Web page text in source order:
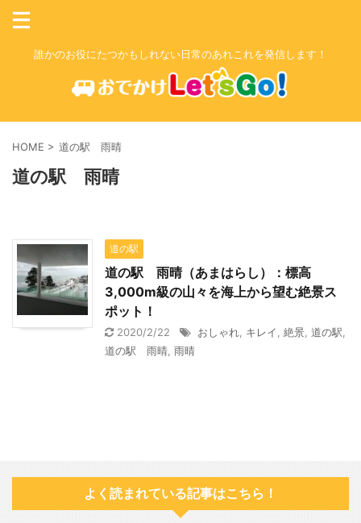
誰かのお役にたつかもしれない日常のあれこれを発信します！
HOME > 道の駅 雨晴
道の駅 雨晴
道の駅
道の駅 雨晴（あまはらし）：標高
3,000m級の山々を海上から望む絶景ス
ポット！
2020/2/22 おしゃれ キレイ 絶景 道の駅
道の駅 雨晴 雨晴
よく読まれている記事はこちら！